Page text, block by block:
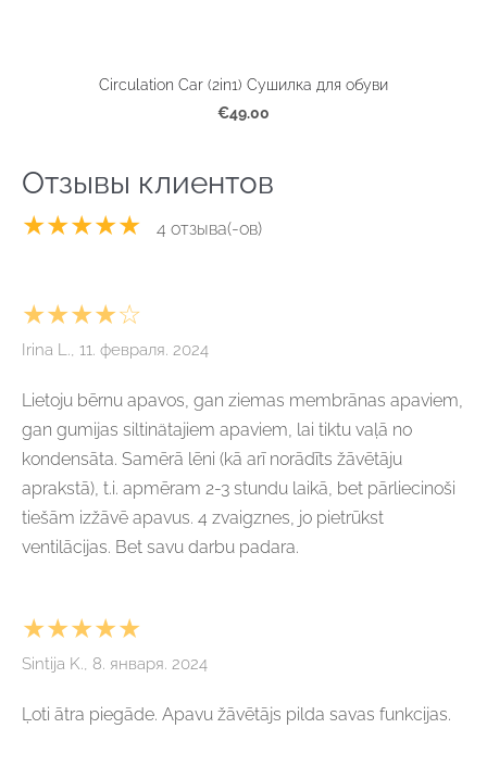
Circulation Car (2in1) Сушилка для обуви
€49.00
Отзывы клиентов
★★★★★ 4 отзыва(-ов)
★★★★☆
Irina L., 11. февраля. 2024
Lietoju bērnu apavos, gan ziemas membrānas apaviem,
gan gumijas siltinätajiem apaviem, lai tiktu vaļā no
kondensāta. Samērā lēni (kā arī norādīts žāvētāju
aprakstā), t.i. apmēram 2-3 stundu laikā, bet pārliecinoši
tiešām izžāvē apavus. 4 zvaigznes, jo pietrūkst
ventilācijas. Bet savu darbu padara.
★★★★★
Sintija K., 8. января. 2024
Ļoti ātra piegāde. Apavu žāvētājs pilda savas funkcijas.